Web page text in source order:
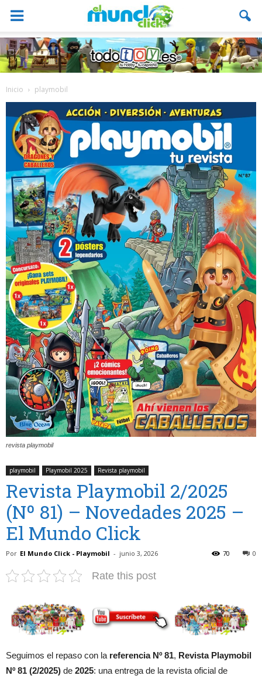
Inicio playmobil
revista playmobil
playmobil Playmobil 2025 Revista playmobil
Revista Playmobil 2/2025
(Nº 81) – Novedades 2025 –
El Mundo Click
Por El Mundo Click - Playmobil - junio 3, 2026 0
70
Rate this post
Seguimos el repaso con la referencia Nº 81, Revista Playmobil
Nº 81 (2/2025) de 2025: una entrega de la revista oficial de